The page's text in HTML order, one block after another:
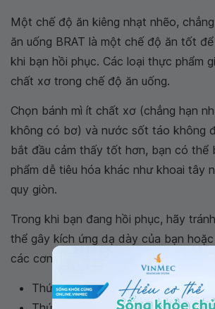
Một chế độ ăn kiêng nhạt nhẽo,
ăn uống BRAT là một chế độ ăn tốt
khi bạn hồi phục. Các loại thực phẩm
chất xơ trong chế độ ăn uống.
Chọn bánh mì ít chất xơ (chẳng hạn
không có bơ) và nước sốt táo không
bắt đầu cảm thấy tốt hơn, bạn có thể
phẩm dễ tiêu hóa khác như khoai tây
quy giòn.
Trong khi bạn đang hồi phục, hãy
thể gây kích ứng dạ dày của bạn
các cơn buồn nôn hoặc tiêu chảy, bao
Thức ăn béo hoặc nhiều dầu mỡ